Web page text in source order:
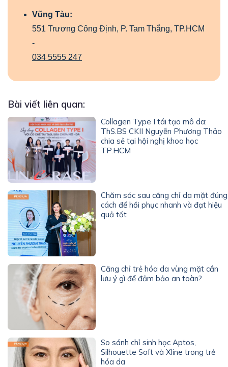
Vũng Tàu:
551 Trương Công Định, P. Tam Thắng, TP.HCM
-
034 5555 247
Bài viết liên quan:
Collagen Type I tái tạo mô da:
ThS.BS CKII Nguyễn Phương Thảo
chia sẻ tại hội nghị khoa học
TP.HCM
Chăm sóc sau căng chỉ da mặt đúng
cách để hồi phục nhanh và đạt hiệu
quả tốt
Căng chỉ trẻ hóa da vùng mặt cần
lưu ý gì để đảm bảo an toàn?
So sánh chỉ sinh học Aptos,
Silhouette Soft và Xline trong trẻ
hóa da